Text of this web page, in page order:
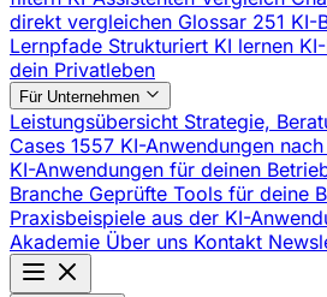
direkt vergleichen Glossar 251 KI-
Lernpfade Strukturiert KI lernen
dein Privatleben
Für Unternehmen
Leistungsübersicht Strategie,
Cases 1557 KI-Anwendungen
KI-Anwendungen für deinen
Branche Geprüfte Tools für deine
Praxisbeispiele aus der KI-
Akademie Über uns Kontakt